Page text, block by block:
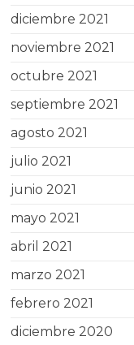
diciembre 2021
noviembre 2021
octubre 2021
septiembre 2021
agosto 2021
julio 2021
junio 2021
mayo 2021
abril 2021
marzo 2021
febrero 2021
diciembre 2020